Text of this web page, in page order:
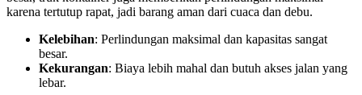
karena tertutup rapat, jadi barang aman dari cuaca dan debu.
Kelebihan: Perlindungan maksimal dan kapasitas sangat
besar.
Kekurangan: Biaya lebih mahal dan butuh akses jalan yang
lebar.